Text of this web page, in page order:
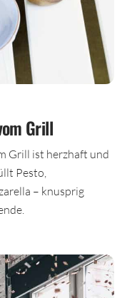
Grill
Grill ist herzhaft und
Pesto,
– knusprig